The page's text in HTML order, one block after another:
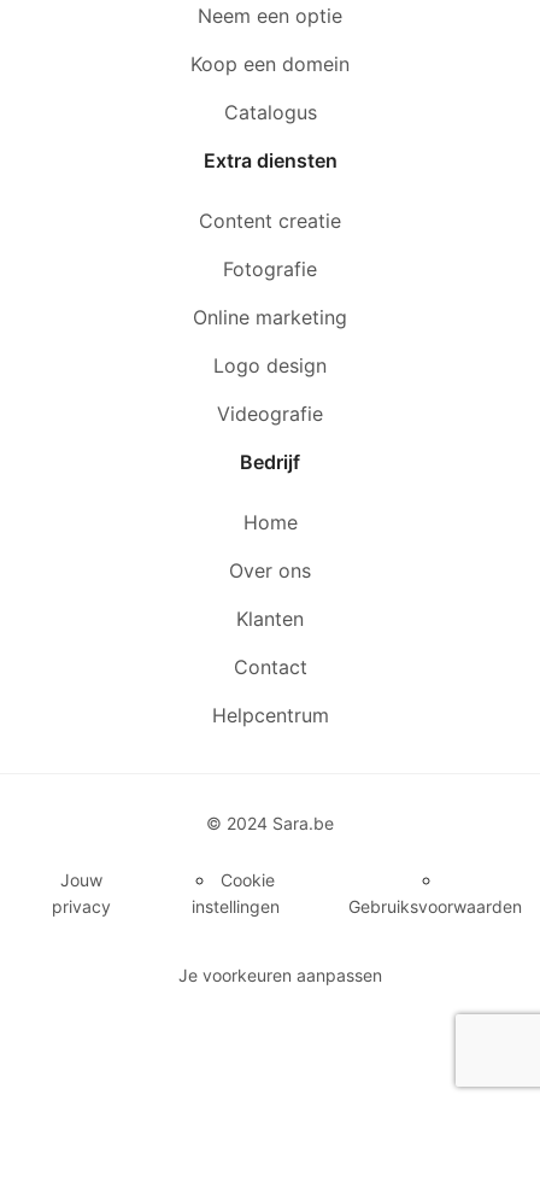
Neem een optie
Koop een domein
Catalogus
Extra diensten
Content creatie
Fotografie
Online marketing
Logo design
Videografie
Bedrijf
Home
Over ons
Klanten
Contact
Helpcentrum
© 2024 Sara.be
Jouw
privacy
Cookie
instellingen
Gebruiksvoorwaarden
Je voorkeuren aanpassen